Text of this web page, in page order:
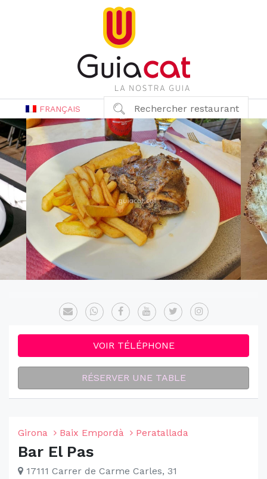
FRANÇAIS Rechercher restaurant
VOIR TÉLÉPHONE
RÉSERVER UNE TABLE
Girona Baix Empordà Peratallada
Bar El Pas
17111 Carrer de Carme Carles, 31